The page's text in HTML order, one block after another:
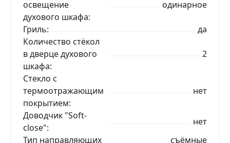
освещение
духового шкафа
одинарное
Гриль
да
Количество стёкол
в дверце духового
шкафа
2
Стекло с
термоотражающим
покрытием
нет
Доводчик "Soft-
close"
нет
Тип направляющих
съёмные